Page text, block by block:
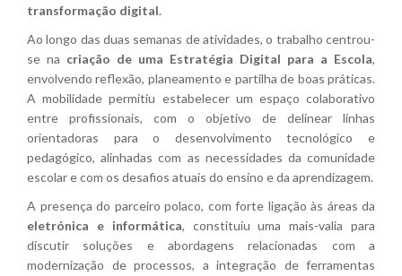
transformação digital.
Ao longo das duas semanas de atividades, o trabalho centrou-
se na criação de uma Estratégia Digital para a Escola,
envolvendo reflexão, planeamento e partilha de boas práticas.
A mobilidade permitiu estabelecer um espaço colaborativo
entre profissionais, com o objetivo de delinear linhas
orientadoras para o desenvolvimento tecnológico e
pedagógico, alinhadas com as necessidades da comunidade
escolar e com os desafios atuais do ensino e da aprendizagem.
A presença do parceiro polaco, com forte ligação às áreas da
eletrónica e informática, constituiu uma mais-valia para
discutir soluções e abordagens relacionadas com a
modernização de processos, a integração de ferramentas